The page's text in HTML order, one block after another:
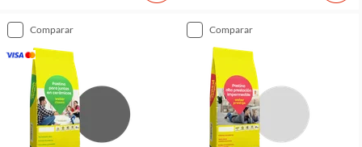
comparar comparar